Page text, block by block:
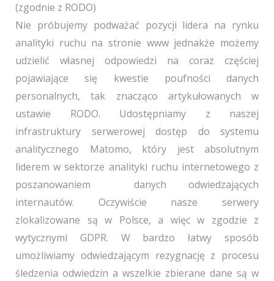
(zgodnie z RODO)
Nie próbujemy podważać pozycji lidera na rynku
analityki ruchu na stronie www jednakże możemy
udzielić własnej odpowiedzi na coraz częściej
pojawiające się kwestie poufności danych
personalnych, tak znacząco artykułowanych w
ustawie RODO. Udostępniamy z naszej
infrastruktury serwerowej dostęp do systemu
analitycznego Matomo, który jest absolutnym
liderem w sektorze analityki ruchu internetowego z
poszanowaniem danych odwiedzających
internautów. Oczywiście nasze serwery
zlokalizowane są w Polsce, a więc w zgodzie z
wytycznymi GDPR. W bardzo łatwy sposób
umożliwiamy odwiedzającym rezygnację z procesu
śledzenia odwiedzin a wszelkie zbierane dane są w